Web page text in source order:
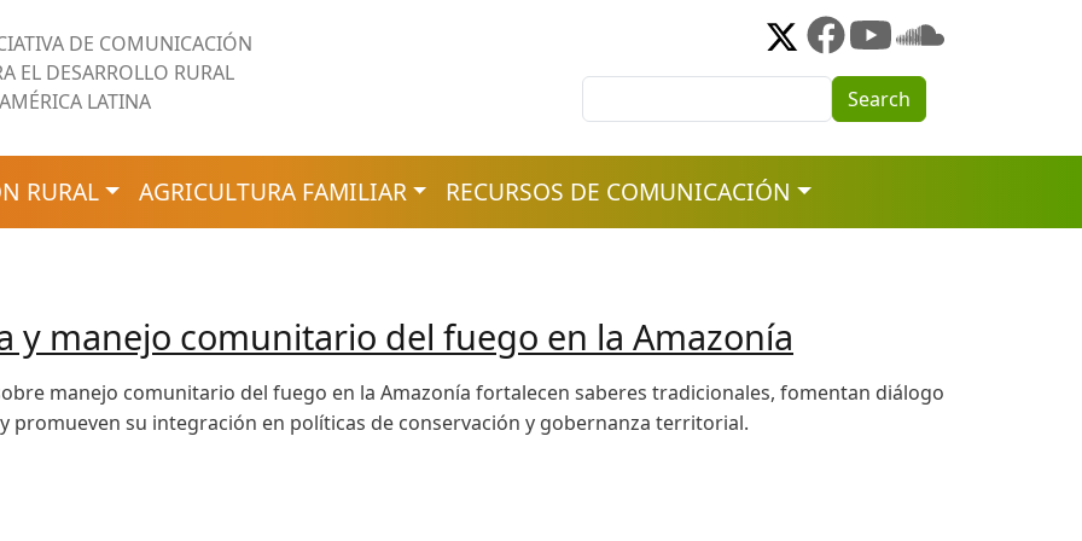
DE COMUNICACIÓN
EL DESARROLLO RURAL
LATINA
Search
RURAL AGRICULTURA FAMILIAR RECURSOS DE COMUNICACIÓN
y manejo comunitario del fuego en la Amazonía
manejo comunitario del fuego en la Amazonía fortalecen saberes tradicionales, fomentan diálogo
promueven su integración en políticas de conservación y gobernanza territorial.